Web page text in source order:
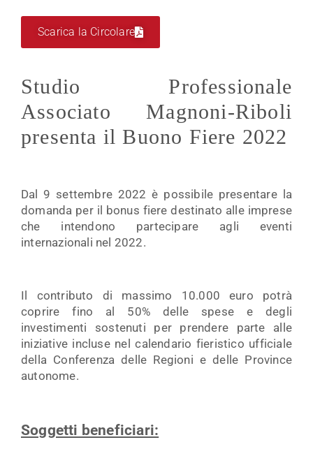
Scarica la Circolare
Studio Professionale
Associato Magnoni-Riboli
presenta il Buono Fiere 2022
Dal 9 settembre 2022 è possibile presentare la
domanda per il bonus fiere destinato alle imprese
che intendono partecipare agli eventi
internazionali nel 2022.
Il contributo di massimo 10.000 euro potrà
coprire fino al 50% delle spese e degli
investimenti sostenuti per prendere parte alle
iniziative incluse nel calendario fieristico ufficiale
della Conferenza delle Regioni e delle Province
autonome.
Soggetti beneficiari: